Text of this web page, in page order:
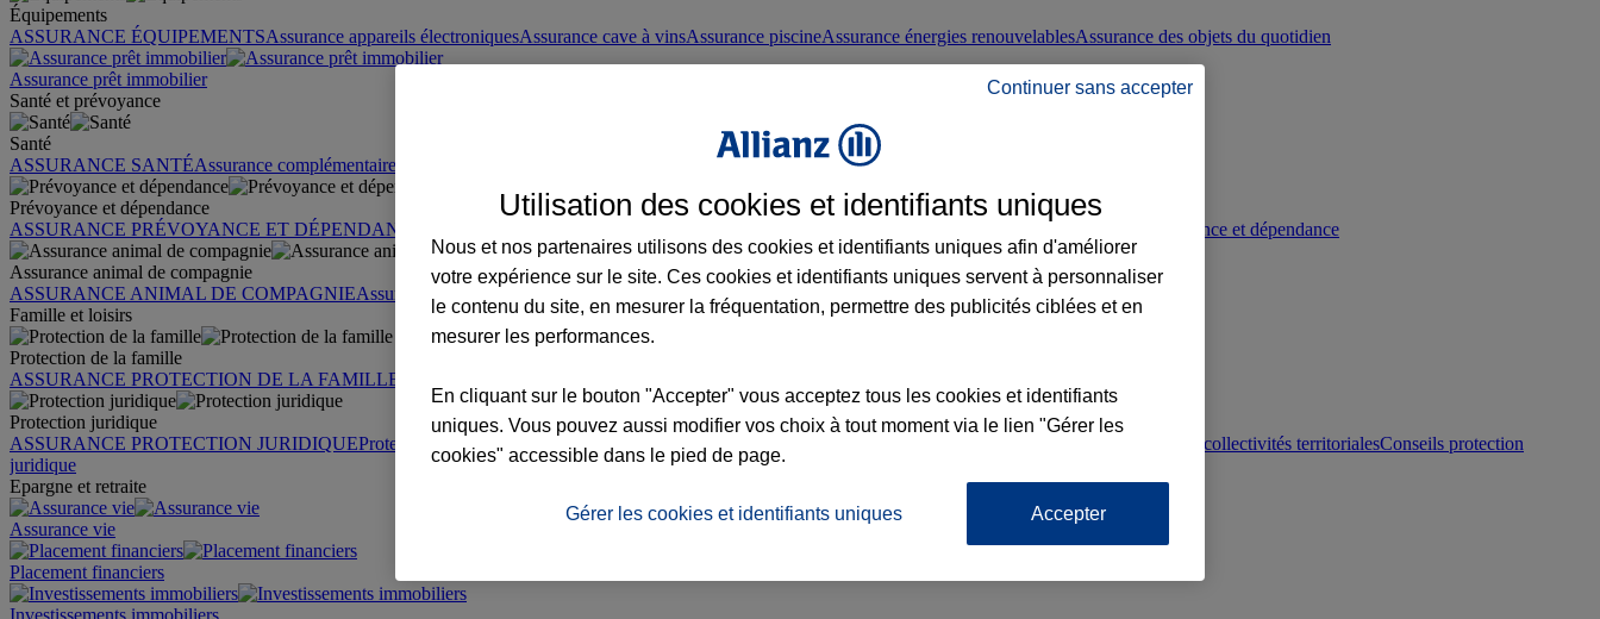
Équipements
ASSURANCE ÉQUIPEMENTSAssurance appareils électroniquesAssurance cave à vinsAssurance piscineAssurance énergies renouvelablesAssurance des objets du quotidien
Assurance prêt immobilier
Santé et prévoyance
Santé
ASSURANCE SANTÉAssurance complémentaire santé Conseils santé
Prévoyance et dépendance
ASSURANCE PRÉVOYANCE ET DÉPENDANCE
Conseils prévoyance et dépendance
Assurance animal de compagnie
ASSURANCE ANIMAL DE COMPAGNIEAssurance chien Assurance chat
Conseils animal de compagnie
Famille et loisirs
Protection de la famille
ASSURANCE PROTECTION DE LA FAMILLE
Protection juridique
ASSURANCE PROTECTION JURIDIQUEProtection juridique particuliers Protection juridique immobilière Protection juridique collectivités territorialesConseils protection
juridique
Epargne et retraite
Assurance vie
Placement financiers
Investissements immobiliers
Continuer sans accepter
Utilisation des cookies et identifiants uniques
Nous et nos partenaires utilisons des cookies et identifiants uniques afin d'améliorer
votre expérience sur le site. Ces cookies et identifiants uniques servent à personnaliser
le contenu du site, en mesurer la fréquentation, permettre des publicités ciblées et en
mesurer les performances.
En cliquant sur le bouton "Accepter" vous acceptez tous les cookies et identifiants
uniques. Vous pouvez aussi modifier vos choix à tout moment via le lien "Gérer les
cookies" accessible dans le pied de page.
Gérer les cookies et identifiants uniques Accepter